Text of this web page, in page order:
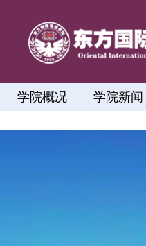
学院概况 学院新闻